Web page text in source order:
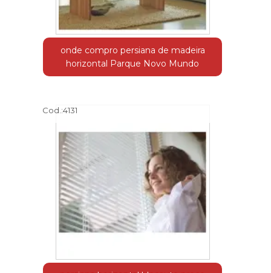
onde compro persiana de madeira
horizontal Parque Novo Mundo
Cod.:4131